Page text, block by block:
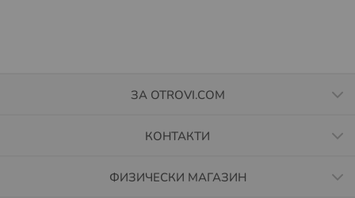
ЗА OTROVI.COM
КОНТАКТИ
ФИЗИЧЕСКИ МАГАЗИН